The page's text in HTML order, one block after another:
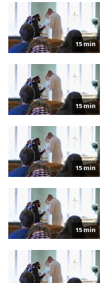
15 min
15 min
15 min
15 min